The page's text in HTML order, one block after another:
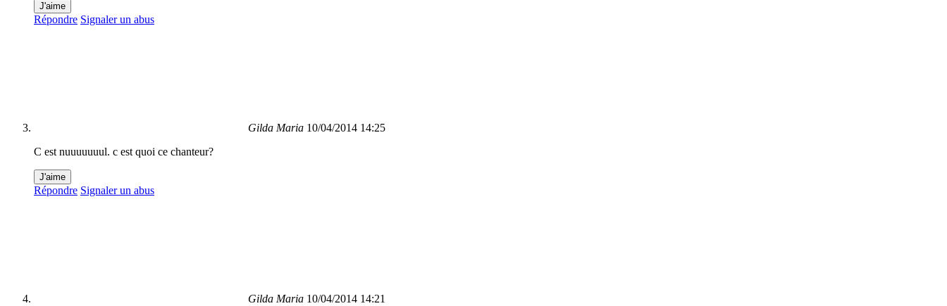
J'aime
Répondre Signaler un abus
Gilda Maria 10/04/2014 14:25
C est nuuuuuuul. c est quoi ce chanteur?
J'aime
Répondre Signaler un abus
Gilda Maria 10/04/2014 14:21